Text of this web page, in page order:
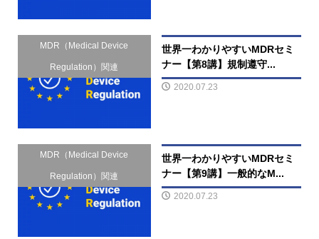
MDR（Medical Device
Regulation）関連
世界一わかりやすいMDRセミ
ナー【第8講】規制遵守...
2020.07.23
MDR（Medical Device
Regulation）関連
世界一わかりやすいMDRセミ
ナー【第9講】一般的なM...
2020.07.23